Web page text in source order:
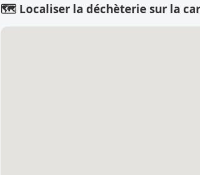
🗺️ Localiser la déchèterie sur la